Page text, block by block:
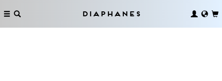
Diaphanes